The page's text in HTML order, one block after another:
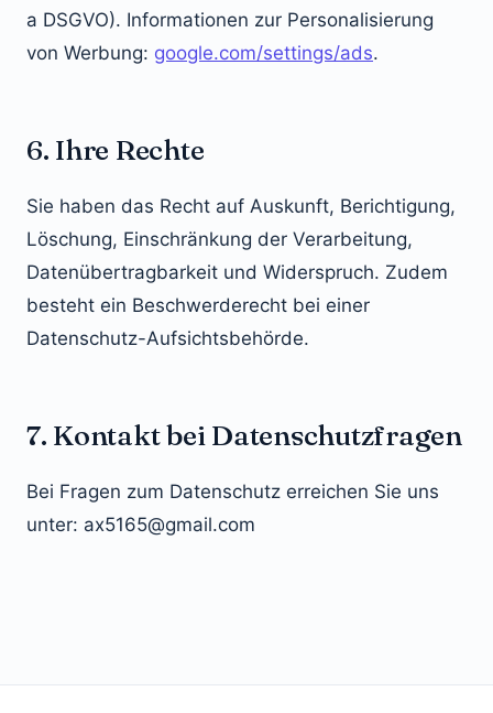
a DSGVO). Informationen zur Personalisierung
von Werbung: google.com/settings/ads.
6. Ihre Rechte
Sie haben das Recht auf Auskunft, Berichtigung,
Löschung, Einschränkung der Verarbeitung,
Datenübertragbarkeit und Widerspruch. Zudem
besteht ein Beschwerderecht bei einer
Datenschutz-Aufsichtsbehörde.
7. Kontakt bei Datenschutzfragen
Bei Fragen zum Datenschutz erreichen Sie uns
unter: ax5165@gmail.com